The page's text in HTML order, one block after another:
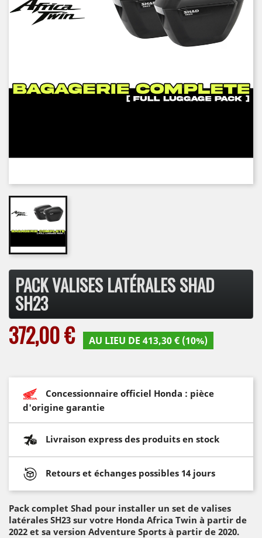
PACK VALISES LATÉRALES SHAD
SH23
372,00 € AU LIEU DE 413,30 € (10%)
Concessionnaire officiel Honda : pièce
d'origine garantie
Livraison express des produits en stock
Retours et échanges possibles 14 jours
Pack complet Shad pour installer un set de valises
latérales SH23 sur votre Honda Africa Twin à partir de
2022 et sa version Adventure Sports à partir de 2020.